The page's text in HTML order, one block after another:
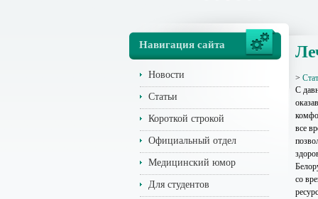
Навигация сайта
Новости
Статьи
Короткой строкой
Официальный отдел
Медицинский юмор
Для студентов
>
С
все
со